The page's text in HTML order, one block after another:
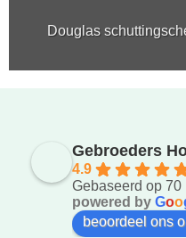
Douglas
Gebroeders
4.9
Gebaseerd op
powered by Goo
beoordeel ons